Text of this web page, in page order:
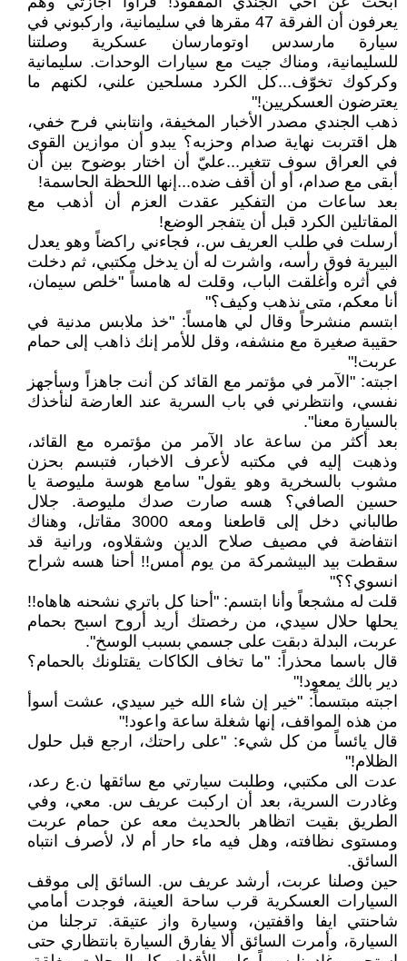
يعرفون أن الفرقة 47 مقرها في سليمانية، واركبوني في
سيارة مارسدس اوتومارسان عسكرية وصلتنا
للسليمانية، ومناك جيت مع سيارات الوحدات. سليمانية
وكركوك تخوّف...كل الكرد مسلحين علني، لكنهم ما
يعترضون العسكريين!"
ذهب الجندي مصدر الأخبار المخيفة، وانتابني فرح خفي،
هل اقتربت نهاية صدام وحزبه؟ يبدو أن موازين القوى
في العراق سوف تتغير...عليّ أن اختار بوضوح بين أن
أبقى مع صدام، أو أن أقف ضده...إنها اللحظة الحاسمة!
بعد ساعات من التفكير عقدت العزم أن أذهب مع
المقاتلين الكرد قبل أن يتفجر الوضع!
أرسلت في طلب العريف س.، فجاءني راكضاً وهو يعدل
البيرية فوق رأسه، واشرت له أن يدخل مكتبي، ثم دخلت
في أثره وأغلقت الباب، وقلت له هامساً "خلص سيمان،
أنا معكم، متى نذهب وكيف؟"
ابتسم منشرحاً وقال لي هامساً: "خذ ملابس مدنية في
حقيبة صغيرة مع منشفه، وقل للأمر إنك ذاهب إلى حمام
عربت!"
اجبته: "الآمر في مؤتمر مع القائد كن أنت جاهزاً وسأجهز
نفسي، وانتظرني في باب السرية عند العارضة لنأخذك
بالسيارة معنا".
بعد أكثر من ساعة عاد الآمر من مؤتمره مع القائد،
وذهبت إليه في مكتبه لأعرف الاخبار، فتبسم بحزن
مشوب بالسخرية وهو يقول" سامع هوسة مليوصة يا
حسين الصافي؟ هسه صارت صدك مليوصة. جلال
طالباني دخل إلى قاطعنا ومعه 3000 مقاتل، وهناك
انتفاضة في مصيف صلاح الدين وشقلاوه، ورانية قد
سقطت بيد البيشمركة من يوم أمس!! أحنا هسه شراح
انسوي؟؟"
قلت له مشجعاً وأنا ابتسم: "أحنا كل باتري نشحنه هاهاه!!
يحلها حلال سيدي، من رخصتك أريد أروح اسبح بحمام
عربت، البدلة دبقت على جسمي بسبب الوسخ".
قال باسما محذراً: "ما تخاف الكاكات يقتلونك بالحمام؟
دير بالك يمعود!"
اجبته مبتسماً: "خير إن شاء الله خير سيدي، عشت أسوأ
من هذه المواقف، إنها شغلة ساعة واعود!"
قال يائساً من كل شيء: "على راحتك، ارجع قبل حلول
الظلام!"
عدت الى مكتبي، وطلبت سيارتي مع سائقها ن.ع رعد،
وغادرت السرية، بعد أن اركبت عريف س. معي، وفي
الطريق بقيت اتظاهر بالحديث معه عن حمام عربت
ومستوى نظافته، وهل فيه ماء حار أم لا، لأصرف انتباه
السائق.
حين وصلنا عربت، أرشد عريف س. السائق إلى موقف
السيارات العسكرية قرب ساحة العينة، فوجدت أمامي
شاحنتي ايفا واقفتين، وسيارة واز عتيقة. ترجلنا من
السيارة، وأمرت السائق ألا يفارق السيارة بانتظاري حتى